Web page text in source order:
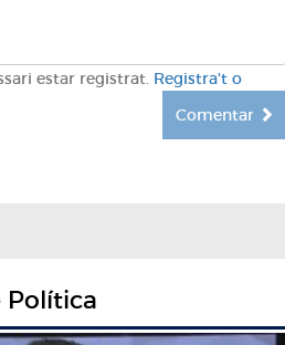
estar registrat. Registra't o
Comentar
Política